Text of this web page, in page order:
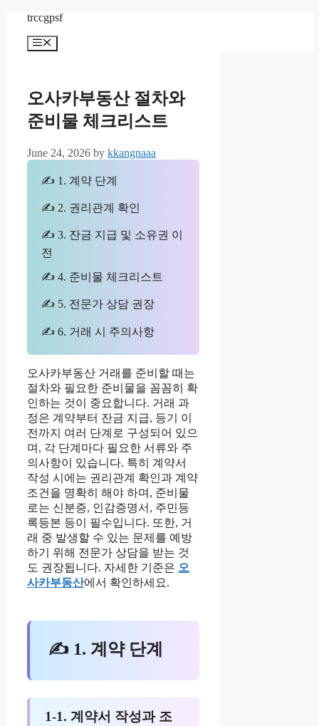
content
trccgpsf
Menu
오사카부동산 절차와
준비물 체크리스트
June 24, 2026 by kkangnaaa
✍ 1. 계약 단계
✍ 2. 권리관계 확인
✍ 3. 잔금 지급 및 소유권 이
전
✍ 4. 준비물 체크리스트
✍ 5. 전문가 상담 권장
✍ 6. 거래 시 주의사항
오사카부동산 거래를 준비할 때는
절차와 필요한 준비물을 꼼꼼히 확
인하는 것이 중요합니다. 거래 과
정은 계약부터 잔금 지급, 등기 이
전까지 여러 단계로 구성되어 있으
며, 각 단계마다 필요한 서류와 주
의사항이 있습니다. 특히 계약서
작성 시에는 권리관계 확인과 계약
조건을 명확히 해야 하며, 준비물
로는 신분증, 인감증명서, 주민등
록등본 등이 필수입니다. 또한, 거
래 중 발생할 수 있는 문제를 예방
하기 위해 전문가 상담을 받는 것
도 권장됩니다. 자세한 기준은 오
사카부동산에서 확인하세요.
✍ 1. 계약 단계
1-1. 계약서 작성과 조